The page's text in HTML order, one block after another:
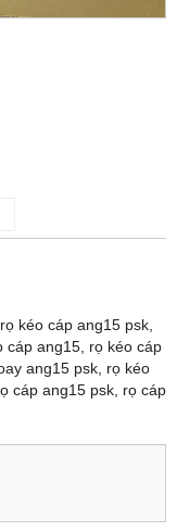
kéo cáp ang15 psk,
cáp ang15, rọ kéo cáp
ang15 psk, rọ kéo
cáp ang15 psk, rọ cáp